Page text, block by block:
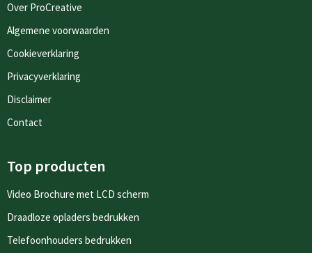
Over ProCreative
Algemene voorwaarden
Cookieverklaring
Privacyverklaring
Disclaimer
Contact
Top producten
Video Brochure met LCD scherm
Draadloze opladers bedrukken
Telefoonhouders bedrukken